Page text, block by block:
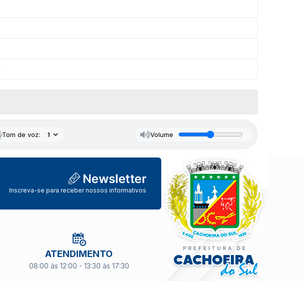
Tom de voz: Volume
Inscreva-se para receber nossos informativos
ATENDIMENTO
08:00 às 12:00 - 13:30 às 17:30